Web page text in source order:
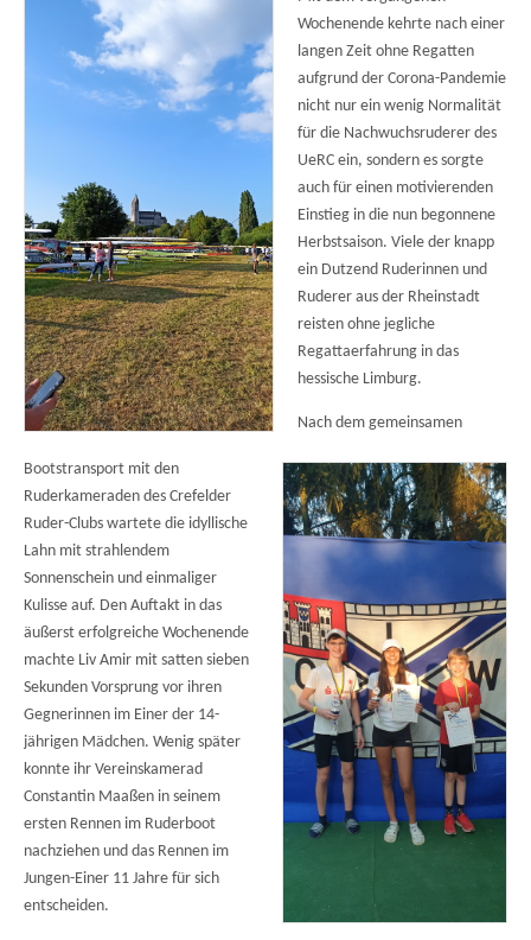
Wochenende kehrte nach einer
langen Zeit ohne Regatten
aufgrund der Corona-Pandemie
nicht nur ein wenig Normalität
für die Nachwuchsruderer des
UeRC ein, sondern es sorgte
auch für einen motivierenden
Einstieg in die nun begonnene
Herbstsaison. Viele der knapp
ein Dutzend Ruderinnen und
Ruderer aus der Rheinstadt
reisten ohne jegliche
Regattaerfahrung in das
hessische Limburg.
Nach dem gemeinsamen
Bootstransport mit den
Ruderkameraden des Crefelder
Ruder-Clubs wartete die idyllische
Lahn mit strahlendem
Sonnenschein und einmaliger
Kulisse auf. Den Auftakt in das
äußerst erfolgreiche Wochenende
machte Liv Amir mit satten sieben
Sekunden Vorsprung vor ihren
Gegnerinnen im Einer der 14-
jährigen Mädchen. Wenig später
konnte ihr Vereinskamerad
Constantin Maaßen in seinem
ersten Rennen im Ruderboot
nachziehen und das Rennen im
Jungen-Einer 11 Jahre für sich
entscheiden.